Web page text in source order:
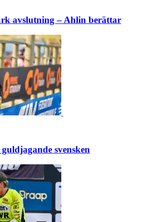
avslutning – Ahlin berättar
svensken